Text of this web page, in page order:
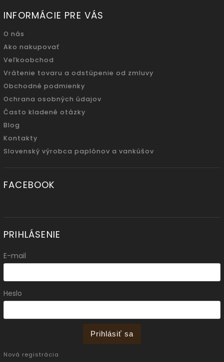
INFORMÁCIE PRE VÁS
O nás
Ako nakupovať
Veľkoobchod
Vrátenie tovaru a odstúpenie od zmluvy
Obchodné podmienky
Ochrana osobných údajov
Často kladené otázky
Blog
Kontakty
Slovenský výrobca paplónov a vankúšov
FACEBOOK
PRIHLÁSENIE
E-mail
Heslo
Prihlásiť sa
Nová registrácia